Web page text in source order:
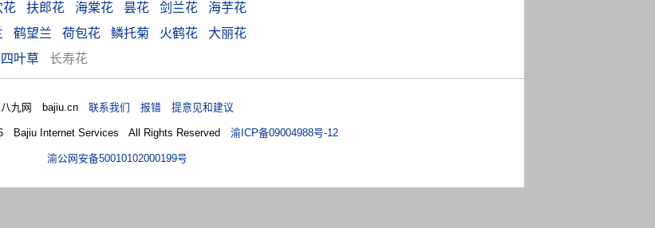
花 扶郎花 海棠花 昙花 剑兰花
海芋花
鹤望兰 荷包花 鳞托菊 火鹤花
大丽花
四叶草 长寿花
八九网 bajiu.cn联系我们 报错 提意见和建议
Bajiu Internet Services All Rights Reserved 渝ICP备09004988号-12
渝公网安备50010102000199号